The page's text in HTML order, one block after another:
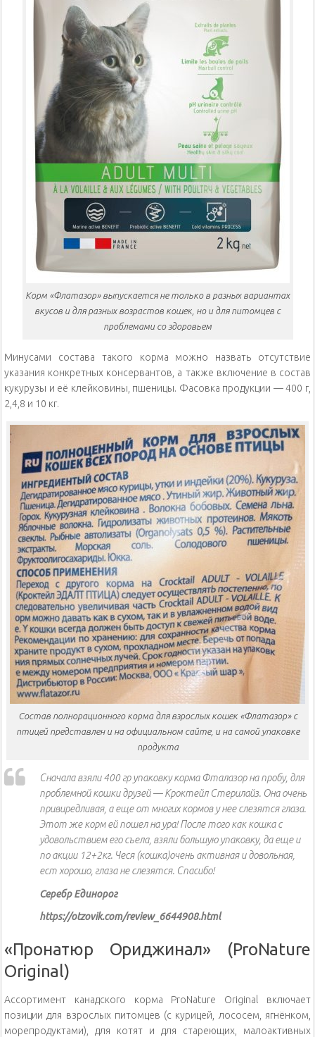
Корм «Флатазор» выпускается не только в разных вариантах
вкусов и для разных возрастов кошек, но и для питомцев с
проблемами со здоровьем
Минусами состава такого корма можно назвать отсутствие
указания конкретных консервантов, а также включение в состав
кукурузы и её клейковины, пшеницы. Фасовка продукции — 400 г,
2,4,8 и 10 кг.
Состав полнорационного корма для взрослых кошек «Флатазор» с
птицей представлен и на официальном сайте, и на самой упаковке
продукта
Сначала взяли 400 гр упаковку корма Фталазор на пробу, для
проблемной кошки друзей — Кроктейл Стерилайз. Она очень
привиредливая, а еще от многих кормов у нее слезятся глаза.
Этот же корм ей пошел на ура! После того как кошка с
удовольствием его съела, взяли большую упаковку, да еще и
по акции 12+2кг. Чеся (кошка)очень активная и довольная,
ест хорошо, глаза не слезятся. Спасибо!
Серебр Единорог
https://otzovik.com/review_6644908.html
«Пронатюр Ориджинал» (ProNature
Original)
Ассортимент канадского корма ProNature Original включает
позиции для взрослых питомцев (с курицей, лососем, ягнёнком,
морепродуктами), для котят и для стареющих, малоактивных